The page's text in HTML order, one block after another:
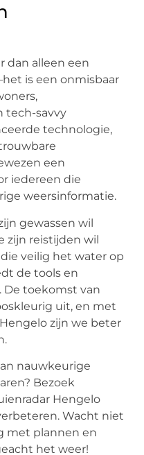
dan alleen een
is een onmisbaar
tech-savvy
technologie,
een
iedereen die
weersinformatie.
gewassen wil
zijn reistijden wil
veilig het water op
de tools en
De toekomst van
uit, en met
zijn we beter
nauwkeurige
Bezoek
Hengelo
Wacht niet
met plannen en
het weer!